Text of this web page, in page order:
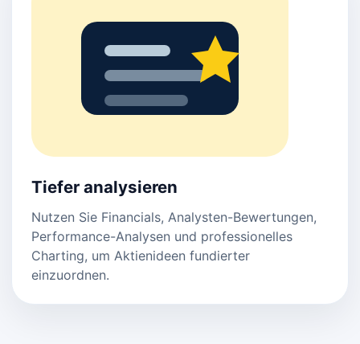
Tiefer analysieren
Nutzen Sie Financials, Analysten-Bewertungen,
Performance-Analysen und professionelles
Charting, um Aktienideen fundierter
einzuordnen.